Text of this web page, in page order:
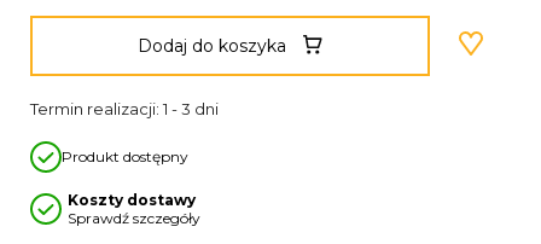
Dodaj do koszyka
Termin realizacji: 1 - 3 dni
Produkt dostępny
Koszty dostawy
Sprawdź szczegóły